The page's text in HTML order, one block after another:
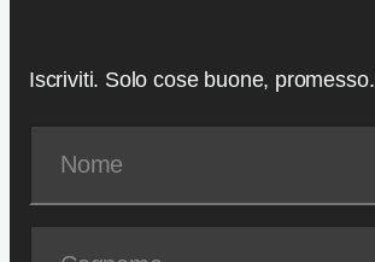
Iscriviti. Solo cose buone, promesso.